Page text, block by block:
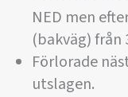
NED men
(bakväg) från
Förlorade
utslagen.